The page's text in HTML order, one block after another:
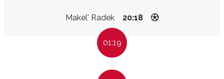
Makel' Radek 20:18
01:19